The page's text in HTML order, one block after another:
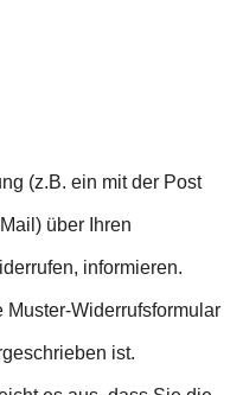
(z.B. ein mit der Post
über Ihren
informieren.
Widerrufsformular
ist.